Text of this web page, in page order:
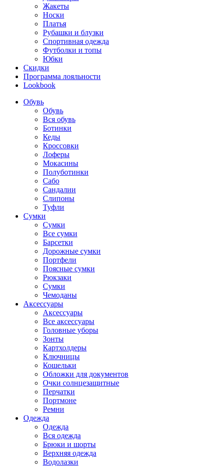
Жакеты
Носки
Платья
Рубашки и блузки
Спортивная одежда
Футболки и топы
Юбки
Скидки
Программа лояльности
Lookbook
Обувь
Обувь
Вся обувь
Ботинки
Кеды
Кроссовки
Лоферы
Мокасины
Полуботинки
Сабо
Сандалии
Слипоны
Туфли
Сумки
Сумки
Все сумки
Барсетки
Дорожные сумки
Портфели
Поясные сумки
Рюкзаки
Сумки
Чемоданы
Аксессуары
Аксессуары
Все аксессуары
Головные уборы
Зонты
Картхолдеры
Ключницы
Кошельки
Обложки для документов
Очки солнцезащитные
Перчатки
Портмоне
Ремни
Одежда
Одежда
Вся одежда
Брюки и шорты
Верхняя одежда
Водолазки